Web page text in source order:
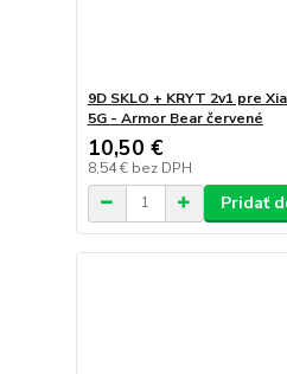
9D SKLO + KRYT 2v1 pre
5G - Armor Bear červené
10,50 €
8,54 € bez DPH
Pridať